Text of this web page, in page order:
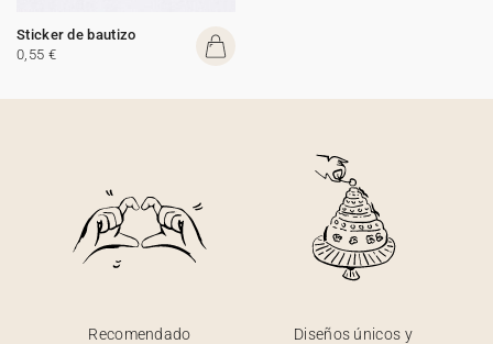
Sticker de bautizo
0,55 €
Recomendado
Diseños únicos y